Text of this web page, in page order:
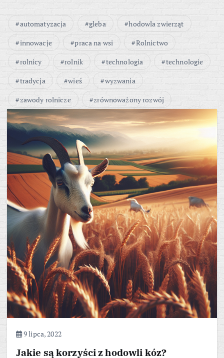
automatyzacja gleba
hodowla zwierząt
innowacje
praca na wsi
Rolnictwo
rolnicy
rolnik technologia
technologie
tradycja
wieś
wyzwania
zawody rolnicze
zrównoważony rozwój
9 lipca, 2022
Jakie są korzyści z hodowli kóz?